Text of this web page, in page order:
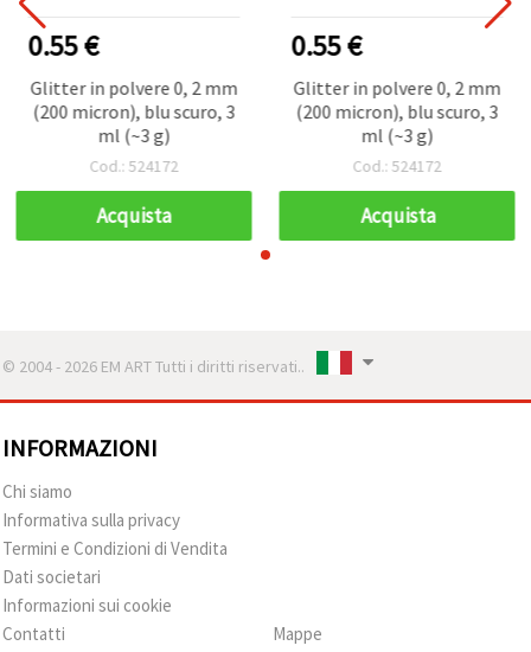
0.55 €
Glitter in polvere 0, 2 mm
(200 micron), blu scuro, 3
ml (~3 g)
Cod.: 524172
Acquista
0.55 €
Glitter in polvere 0, 2 mm
(200 micron), blu scuro, 3
ml (~3 g)
Cod.: 524172
Acquista
© 2004 - 2026 EM ART Tutti i diritti riservati..
INFORMAZIONI
Chi siamo
Informativa sulla privacy
Termini e Condizioni di Vendita
Dati societari
Informazioni sui cookie
Contatti
Mappe